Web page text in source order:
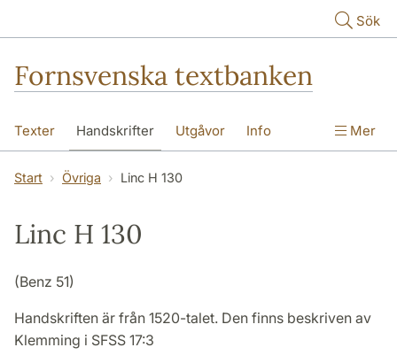
Sök
Fornsvenska textbanken
Texter Handskrifter Utgåvor Info Mer
Start Övriga Linc H 130
Linc H 130
(Benz 51)
Handskriften är från 1520-talet. Den finns beskriven av
Klemming i SFSS 17:3